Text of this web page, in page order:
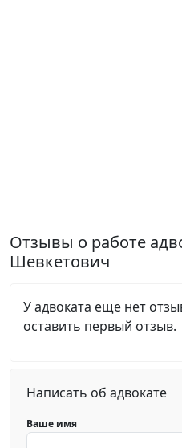
Отзывы о работе
Шевкетович
У адвоката еще нет
оставить первый отзыв.
Написать об адвокате
Ваше имя